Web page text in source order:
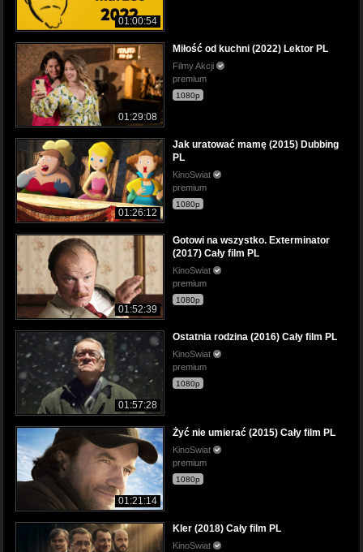
01:00:54
01:29:08
Miłość od kuchni (2022) Lektor PL
Filmy Akcji
premium
1080p
01:26:12
Jak uratować mamę (2015) Dubbing
PL
KinoSwiat
premium
1080p
01:52:39
Gotowi na wszystko. Exterminator
(2017) Cały film PL
KinoSwiat
premium
1080p
01:57:28
Ostatnia rodzina (2016) Cały film PL
KinoSwiat
premium
1080p
01:21:14
Żyć nie umierać (2015) Cały film PL
KinoSwiat
premium
1080p
Kler (2018) Cały film PL
KinoSwiat